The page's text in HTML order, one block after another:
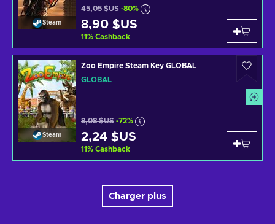
Steam
45,05 $US -80%
8,90 $US
11% Cashback
Steam
Zoo Empire Steam Key GLOBAL
GLOBAL
8,08 $US -72%
2,24 $US
11% Cashback
Charger plus